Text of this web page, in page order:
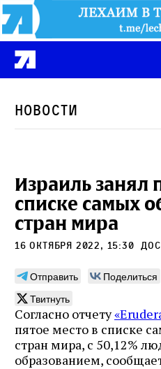
Новости
Израиль занял
списке самых
стран мира
16 октября 2022, 15:30
Отправить Поделиться
Твитнуть
Согласно отчету
пятое место в списке
стран мира, с 50,12%
образованием,